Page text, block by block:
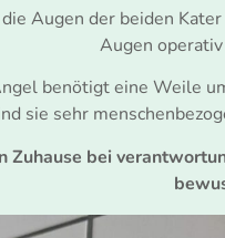
Augen der beiden
Augen
benötigt eine Weile
sie sehr
Zuhause bei